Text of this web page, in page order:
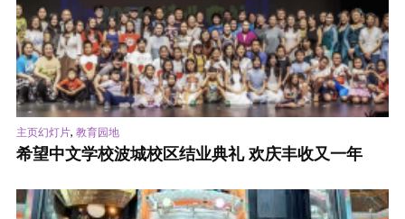
主页幻灯片, 教育园地
希望中文学校波城校区结业典礼 欢庆丰收又一年